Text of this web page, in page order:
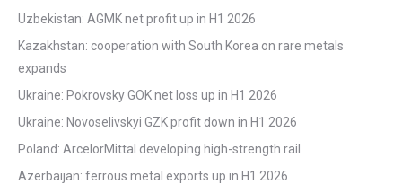
Uzbekistan: AGMK net profit up in H1 2026
Kazakhstan: cooperation with South Korea on rare metals
expands
Ukraine: Pokrovsky GOK net loss up in H1 2026
Ukraine: Novoselivskyi GZK profit down in H1 2026
Poland: ArcelorMittal developing high-strength rail
Azerbaijan: ferrous metal exports up in H1 2026